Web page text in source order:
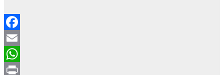
Facebook
Email
WhatsApp